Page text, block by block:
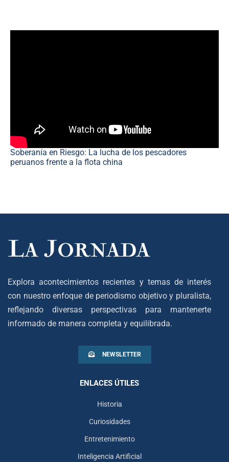
Soberanía en Riesgo: La lucha de los pescadores
peruanos frente a la flota china
Explora acontecimientos recientes y temas de interés
con nuestro enfoque de periodismo objetivo y pluralista,
reflejando diversas perspectivas para mantenerte
informado de manera completa y equilibrada.
NEWSLETTER
ENLACES ÚTILES
Historia
Curiosidades
Entretenimiento
Inteligencia Artificial